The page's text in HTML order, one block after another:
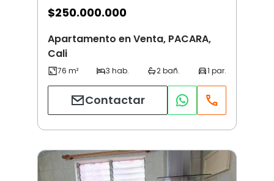
$250.000.000
Apartamento en Venta, PACARA,
Cali
Contactar